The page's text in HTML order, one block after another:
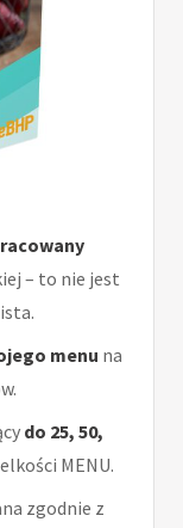
– to nie jest
menu na
do 25, 50,
MENU.
zgodnie z